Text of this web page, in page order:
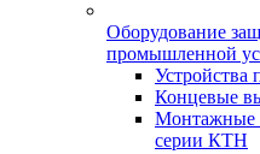
Оборудование
промышленной
Устройства
Концевые
Монтажные
серии КТН